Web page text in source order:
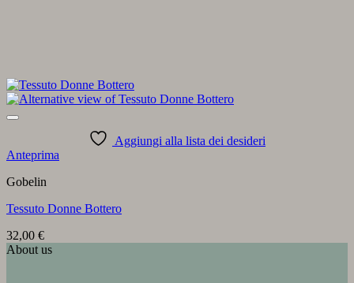
Aggiungi alla lista dei desideri
Anteprima
Gobelin
Tessuto Donne Bottero
32,00 €
About us